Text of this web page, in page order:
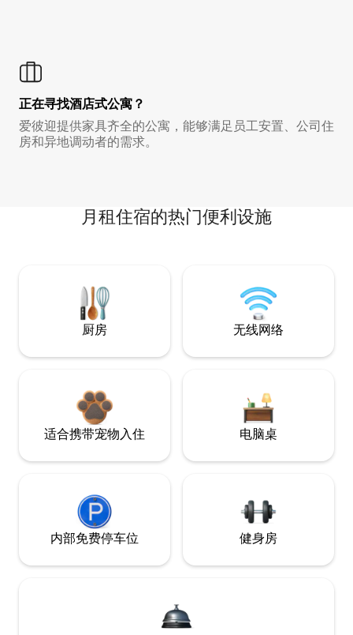
正在寻找酒店式公寓？
爱彼迎提供家具齐全的公寓，能够满足员工安置、公司住
房和异地调动者的需求。
月租住宿的热门便利设施
厨房 无线网络
适合携带宠物入住 电脑桌
内部免费停车位 健身房